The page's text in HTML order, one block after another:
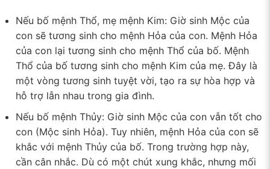
Nếu bố mệnh Thổ, mẹ mệnh Kim: Giờ sinh Mộc của
con sẽ tương sinh cho mệnh Hỏa của con. Mệnh Hỏa
của con lại tương sinh cho mệnh Thổ của bố. Mệnh
Thổ của bố tương sinh cho mệnh Kim của mẹ. Đây là
một vòng tương sinh tuyệt vời, tạo ra sự hòa hợp và
hỗ trợ lẫn nhau trong gia đình.
Nếu bố mệnh Thủy: Giờ sinh Mộc của con vẫn tốt cho
con (Mộc sinh Hỏa). Tuy nhiên, mệnh Hỏa của con sẽ
khắc với mệnh Thủy của bố. Trong trường hợp này,
cần cân nhắc. Dù có một chút xung khắc, nhưng mối